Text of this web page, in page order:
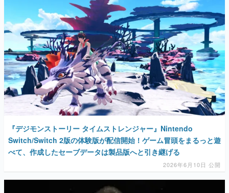
『デジモンストーリー タイムストレンジャー』Nintendo
Switch/Switch 2版の体験版が配信開始！ゲーム冒頭をまるっと遊
べて、作成したセーブデータは製品版へと引き継げる
2026年6月10日 公開